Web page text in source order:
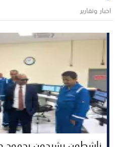
اخبار وتقارير